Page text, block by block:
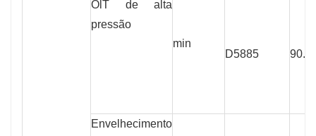
min
OlT de alta
pressão
D5885
Envelhecimento